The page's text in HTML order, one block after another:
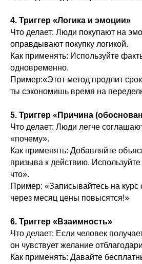
4. Триггер «Логика и эмоции»
Что делает: Люди покупают на
оправдывают покупку логикой.
Как применять: Используйте
одновременно.
Пример:«Этот метод продлит
ты сэкономишь время на
5. Триггер «Причина
Что делает: Люди легче
«почему».
Как применять: Добавляйте
призыва к действию.
что».
Пример: «Записывайтесь на курс
через месяц цены повысятся!»
6. Триггер «Взаимность»
Что делает: Если человек
он чувствует желание
Как применять: Давайте